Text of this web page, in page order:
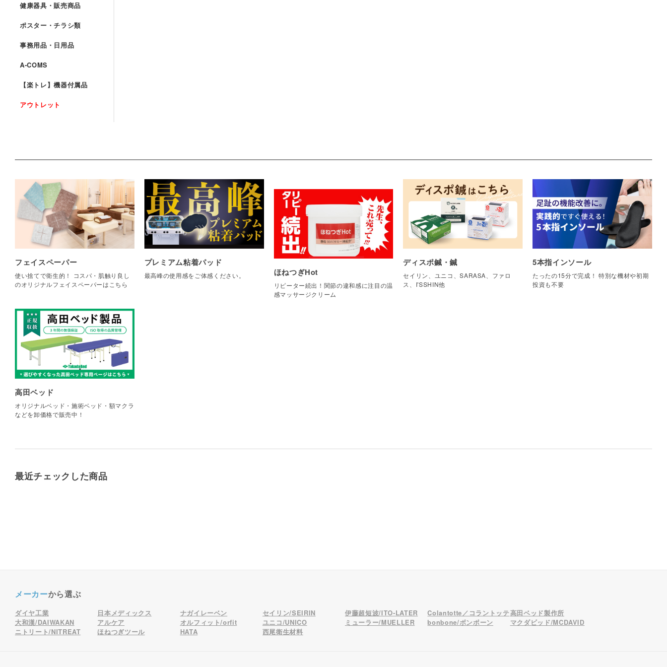
健康器具・販売商品
ポスター・チラシ類
事務用品・日用品
A-COMS
【楽トレ】機器付属品
アウトレット
フェイスペーパー
使い捨てで衛生的！ コスパ・肌触り良し
のオリジナルフェイスペーパーはこちら
プレミアム粘着パッド
最高峰の使用感をご体感ください。 ほねつぎHot
リピーター続出！関節の違和感に注目の温
感マッサージクリーム
ディスポ鍼・鍼
セイリン、ユニコ、SARASA、ファロ
ス、I'SSHIN他
5本指インソール
たったの15分で完成！ 特別な機材や初期
投資も不要
高田ベッド
オリジナルベッド・施術ベッド・額マクラ
などを卸価格で販売中！
最近チェックした商品
メーカーから選ぶ
ダイヤ工業 日本メディックス ナガイレーベン セイリン/SEIRIN 伊藤超短波/ITO-LATER Colantotte／コラントッテ高田ベッド製作所
大和漢/DAIWAKAN
アルケア オルフィット/orfit ユニコ/UNICO ミューラー/MUELLER bonbone/ボンボーン
マクダビッド/MCDAVID
ニトリート/NITREAT
ほねつぎツール HATA 西尾衛生材料